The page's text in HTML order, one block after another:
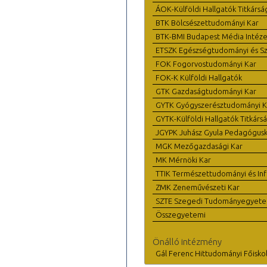
ÁOK-Külföldi Hallgatók
BTK Bölcsészettudományi Kar
BTK-BMI Budapest Média
ETSZK Egészségtudományi és
FOK Fogorvostudományi Kar
FOK-K Külföldi Hallgatók
GTK Gazdaságtudományi Kar
GYTK Gyógyszerésztudományi
GYTK-Külföldi Hallgatók
JGYPK Juhász Gyula
MGK Mezőgazdasági Kar
MK Mérnöki Kar
TTIK Természettudományi és
ZMK Zeneművészeti Kar
SZTE Szegedi
Összegyetemi
Önálló intézmény
Gál Ferenc Hittudományi